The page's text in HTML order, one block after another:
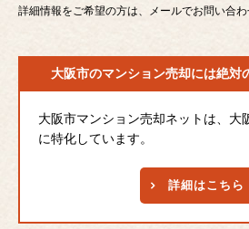
詳細情報をご希望の方は、メールでお問い合わ
大阪市のマンション売却には絶対
大阪市マンション売却ネットは、大
に特化しています。
詳細はこちら